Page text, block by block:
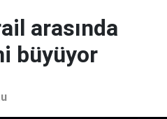
arasında
büyüyor